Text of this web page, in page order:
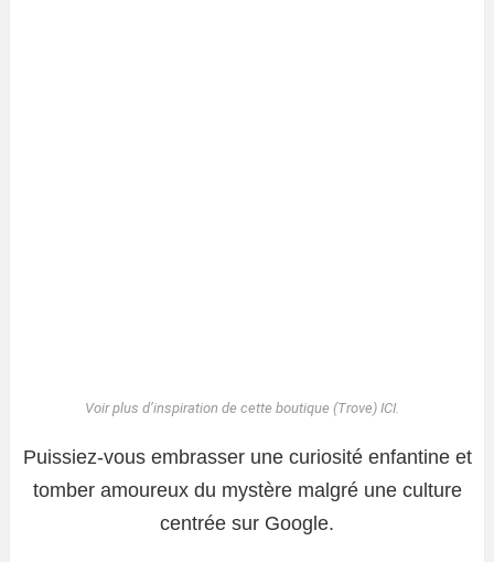
Voir plus d’inspiration de cette boutique (Trove) ICI.
Puissiez-vous embrasser une curiosité enfantine et
tomber amoureux du mystère malgré une culture
centrée sur Google.